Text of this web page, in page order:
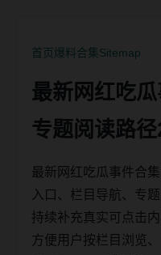
首页 爆料合集Sitemap
最新网红吃
专题阅读路径
最新网红吃瓜事件合
入口、栏目导航、专
持续补充真实可点击
方便用户按栏目浏览